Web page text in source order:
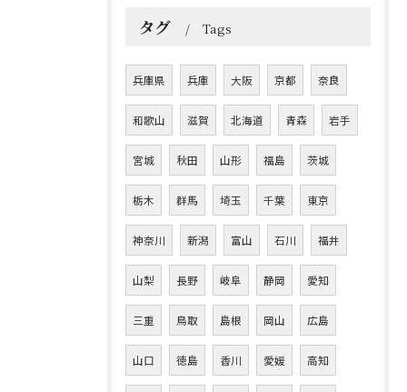
タグ Tags
兵庫県 兵庫 大阪 京都 奈良
和歌山 滋賀 北海道 青森 岩手
宮城 秋田 山形 福島 茨城
栃木 群馬 埼玉 千葉 東京
神奈川 新潟 富山 石川 福井
山梨 長野 岐阜 静岡 愛知
三重 鳥取 島根 岡山 広島
山口 徳島 香川 愛媛 高知